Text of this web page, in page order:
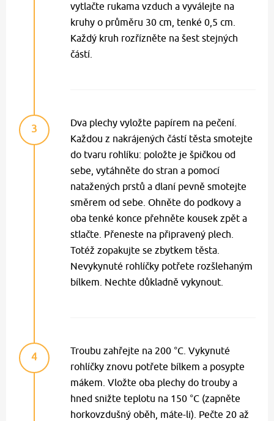
vytlačte rukama vzduch a vyválejte na
kruhy o průměru 30 cm, tenké 0,5 cm.
Každý kruh rozřízněte na šest stejných
částí.
3
Dva plechy vyložte papírem na pečení.
Každou z nakrájených částí těsta smotejte
do tvaru rohlíku: položte je špičkou od
sebe, vytáhněte do stran a pomocí
natažených prstů a dlaní pevně smotejte
směrem od sebe. Ohněte do podkovy a
oba tenké konce přehněte kousek zpět a
stlačte. Přeneste na připravený plech.
Totéž zopakujte se zbytkem těsta.
Nevykynuté rohlíčky potřete rozšlehaným
bílkem. Nechte důkladně vykynout.
4
Troubu zahřejte na 200 °C. Vykynuté
rohlíčky znovu potřete bílkem a posypte
mákem. Vložte oba plechy do trouby a
hned snižte teplotu na 150 °C (zapněte
horkovzdušný oběh, máte-li). Pečte 20 až